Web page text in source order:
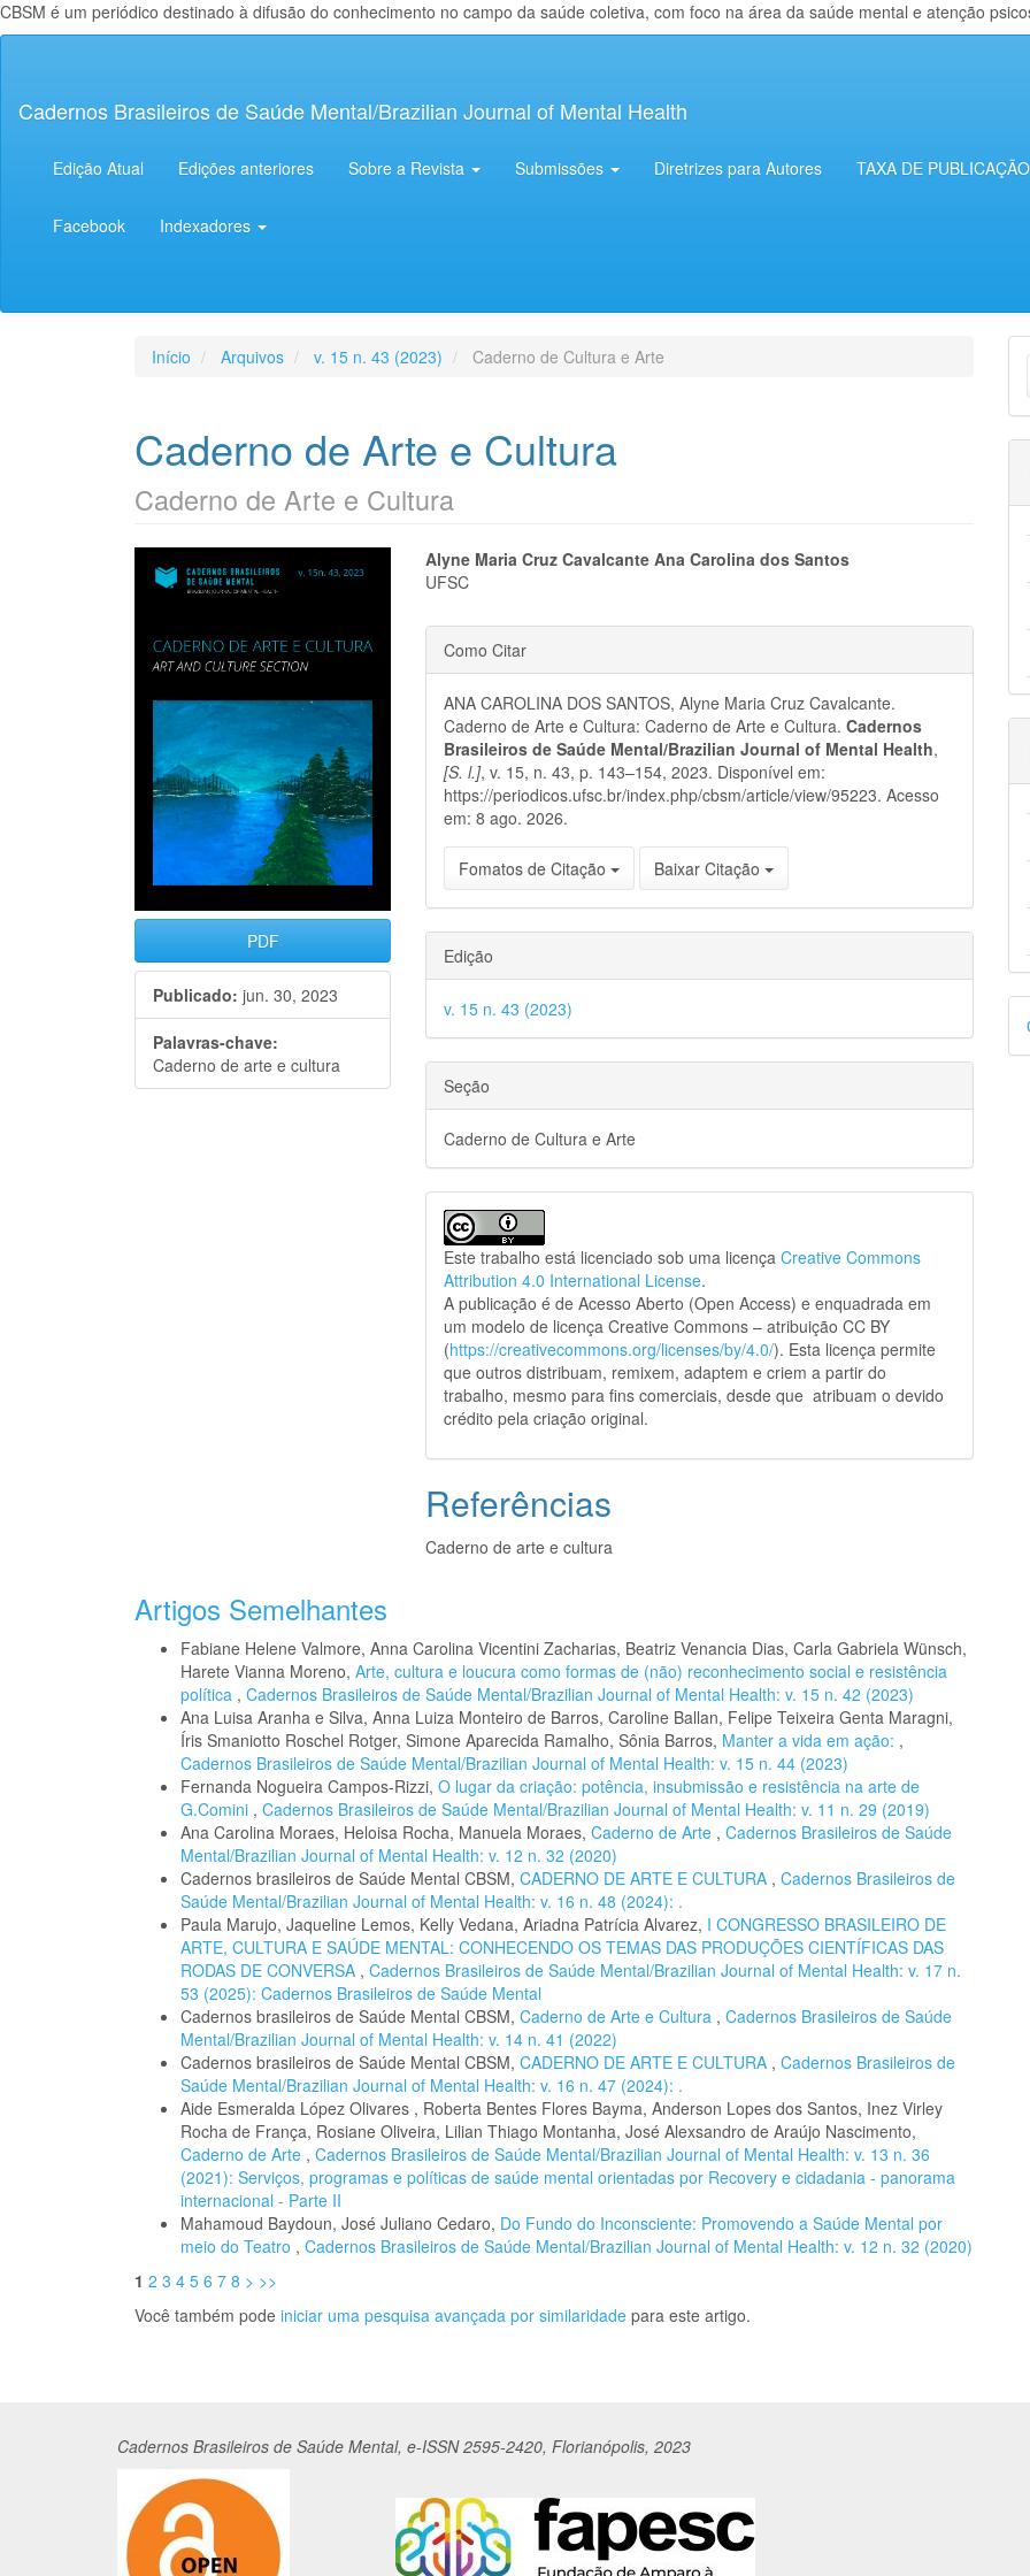
CBSM é um periódico destinado à difusão do conhecimento no campo da saúde coletiva, com foco na área da saúde mental e atenção
principal
Lateral
Cadernos Brasileiros de Saúde Mental/Brazilian Journal of Mental Health
Edição Atual Edições anteriores Sobre a Revista Submissões Diretrizes para Autores TAXA DE PUBLICAÇÃO
Facebook Indexadores
Início Arquivos v. 15 n. 43 (2023) Caderno de Cultura e Arte
Caderno de Arte e Cultura
Caderno de Arte e Cultura
Barra
lateral
de
artigos
PDF
Publicado: jun. 30, 2023
Palavras-chave:
Caderno de arte e cultura
Conteúdo
artigo
principal
Alyne Maria Cruz Cavalcante Ana Carolina dos Santos
UFSC
Detalhes
do
artigo
Como Citar
ANA CAROLINA DOS SANTOS, Alyne Maria Cruz Cavalcante.
Caderno de Arte e Cultura: Caderno de Arte e Cultura.Cadernos
Brasileiros de Saúde Mental/Brazilian Journal of Mental Health,
[S. l.], v. 15, n. 43, p. 143–154, 2023. Disponível em:
https://periodicos.ufsc.br/index.php/cbsm/article/view/95223. Acesso
em: 8 ago. 2026.
Fomatos de Citação Baixar Citação
Edição
v. 15 n. 43 (2023)
Seção
Caderno de Cultura e Arte
Este trabalho está licenciado sob uma licençaCreative Commons
Attribution 4.0 International License.
A publicação é de Acesso Aberto (Open Access) e enquadrada em
um modelo de licença Creative Commons – atribuição CC BY
(https://creativecommons.org/licenses/by/4.0/). Esta licença permite
que outros distribuam, remixem, adaptem e criem a partir do
trabalho, mesmo para fins comerciais, desde que atribuam o devido
crédito pela criação original.
Referências
Caderno de arte e cultura
Artigos Semelhantes
Fabiane Helene Valmore, Anna Carolina Vicentini Zacharias, Beatriz Venancia Dias, Carla Gabriela Wünsch,
Harete Vianna Moreno, Arte, cultura e loucura como formas de (não) reconhecimento social e resistência
política , Cadernos Brasileiros de Saúde Mental/Brazilian Journal of Mental Health: v. 15 n. 42 (2023)
Ana Luisa Aranha e Silva, Anna Luiza Monteiro de Barros, Caroline Ballan, Felipe Teixeira Genta Maragni,
Íris Smaniotto Roschel Rotger, Simone Aparecida Ramalho, Sônia Barros, Manter a vida em ação: ,
Cadernos Brasileiros de Saúde Mental/Brazilian Journal of Mental Health: v. 15 n. 44 (2023)
Fernanda Nogueira Campos-Rizzi, O lugar da criação: potência, insubmissão e resistência na arte de
G.Comini , Cadernos Brasileiros de Saúde Mental/Brazilian Journal of Mental Health: v. 11 n. 29 (2019)
Ana Carolina Moraes, Heloisa Rocha, Manuela Moraes, Caderno de Arte , Cadernos Brasileiros de Saúde
Mental/Brazilian Journal of Mental Health: v. 12 n. 32 (2020)
Cadernos brasileiros de Saúde Mental CBSM, CADERNO DE ARTE E CULTURA , Cadernos Brasileiros de
Saúde Mental/Brazilian Journal of Mental Health: v. 16 n. 48 (2024): .
Paula Marujo, Jaqueline Lemos, Kelly Vedana, Ariadna Patrícia Alvarez, I CONGRESSO BRASILEIRO DE
ARTE, CULTURA E SAÚDE MENTAL: CONHECENDO OS TEMAS DAS PRODUÇÕES CIENTÍFICAS DAS
RODAS DE CONVERSA , Cadernos Brasileiros de Saúde Mental/Brazilian Journal of Mental Health: v. 17 n.
53 (2025): Cadernos Brasileiros de Saúde Mental
Cadernos brasileiros de Saúde Mental CBSM, Caderno de Arte e Cultura , Cadernos Brasileiros de Saúde
Mental/Brazilian Journal of Mental Health: v. 14 n. 41 (2022)
Cadernos brasileiros de Saúde Mental CBSM, CADERNO DE ARTE E CULTURA , Cadernos Brasileiros de
Saúde Mental/Brazilian Journal of Mental Health: v. 16 n. 47 (2024): .
Aide Esmeralda López Olivares , Roberta Bentes Flores Bayma, Anderson Lopes dos Santos, Inez Virley
Rocha de França, Rosiane Oliveira, Lilian Thiago Montanha, José Alexsandro de Araújo Nascimento,
Caderno de Arte , Cadernos Brasileiros de Saúde Mental/Brazilian Journal of Mental Health: v. 13 n. 36
(2021): Serviços, programas e políticas de saúde mental orientadas por Recovery e cidadania - panorama
internacional - Parte II
Mahamoud Baydoun, José Juliano Cedaro, Do Fundo do Inconsciente: Promovendo a Saúde Mental por
meio do Teatro , Cadernos Brasileiros de Saúde Mental/Brazilian Journal of Mental Health: v. 12 n. 32 (2020)
1 2 3 4 5 6 7 8 > >>
Você também pode iniciar uma pesquisa avançada por similaridade para este artigo.
Cadernos Brasileiros de Saúde Mental, e-ISSN 2595-2420, Florianópolis, 2023